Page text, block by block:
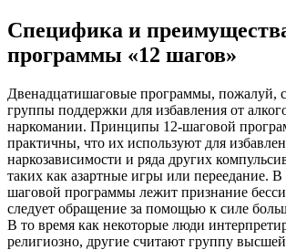
Специфика и
программы «12 шагов»
Двенадцатишаговые программы, пожалуй,
группы поддержки для избавления от
наркомании. Принципы 12-шаговой
практичны, что их используют для
наркозависимости и ряда других
таких как азартные игры или переедание. В
шаговой программы лежит признание
следует обращение за помощью к силе
В то время как некоторые люди
религиозно, другие считают группу